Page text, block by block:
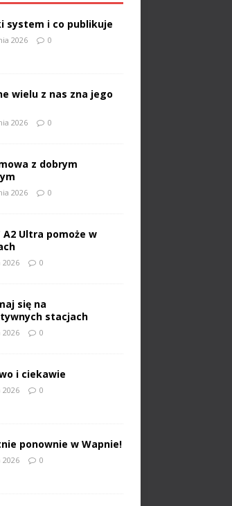
system i co publikuje
2026 0
wielu z nas zna jego
2026 0
z dobrym
2026 0
A2 Ultra pomoże w
2026 0
się na
stacjach
2026 0
i ciekawie
2026 0
ponownie w Wapnie!
2026 0